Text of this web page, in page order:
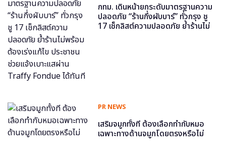
กทม. เดินหน้ายกระดับมาตรฐานความ
ปลอดภัย “ร้านกึ่งผับบาร์” ทั่วกรุง ชู
17 เช็กลิสต์ความปลอดภัย ย้ำร้านไม่
PR NEWS
เสริมจมูกทั้งที ต้องเลือกทำกับหมอ
เฉพาะทางด้านจมูกโดยตรงหรือไม่